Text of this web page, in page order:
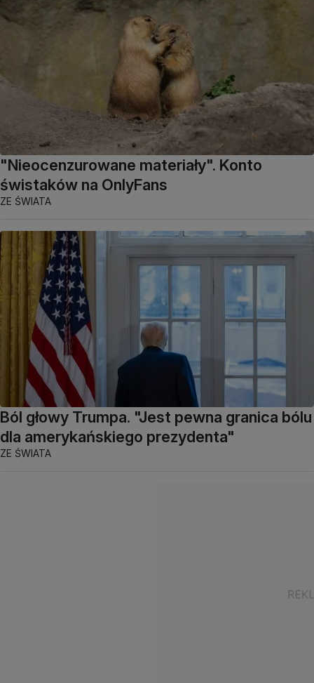
"Nieocenzurowane materiały". Konto
świstaków na OnlyFans
ZE ŚWIATA
Ból głowy Trumpa. "Jest pewna granica bólu
dla amerykańskiego prezydenta"
ZE ŚWIATA